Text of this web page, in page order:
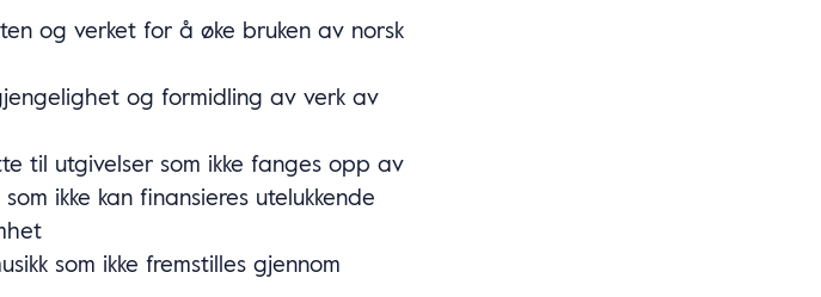
og verket for å øke bruken av norsk
og formidling av verk av
til utgivelser som ikke fanges opp av
ikke kan finansieres utelukkende
som ikke fremstilles gjennom